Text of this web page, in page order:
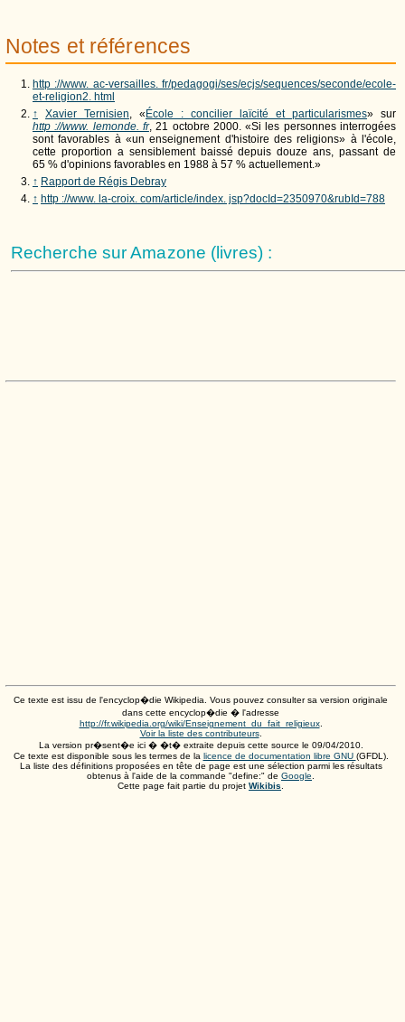
Notes et références
http ://www. ac-versailles. fr/pedagogi/ses/ecjs/sequences/seconde/ecole-
et-religion2. html
↑
Xavier Ternisien, « École : concilier laïcité et particularismes» sur
http ://www. lemonde. fr, 21 octobre 2000. «Si les personnes interrogées
sont favorables à «un enseignement d'histoire des religions» à l'école,
cette proportion a sensiblement baissé depuis douze ans, passant de
65 % d'opinions favorables en 1988 à 57 % actuellement.»
↑ Rapport de Régis Debray
↑ http ://www. la-croix. com/article/index. jsp?docId=2350970&rubId=788
Recherche sur Amazone (livres) :
Ce texte est issu de l'encyclop�die Wikipedia. Vous pouvez consulter sa version originale
dans cette encyclop�die � l'adresse
http://fr.wikipedia.org/wiki/Enseignement_du_fait_religieux.
Voir la liste des contributeurs.
La version pr�sent�e ici � �t� extraite depuis cette source le 09/04/2010.
Ce texte est disponible sous les termes de la licence de documentation libre GNU (GFDL).
La liste des définitions proposées en tête de page est une sélection parmi les résultats
obtenus à l'aide de la commande "define:" de Google
Cette page fait partie du projet Wikibis